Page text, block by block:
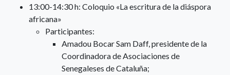
13:00-14:30 h: Coloquio «La escritura de la diáspora
africana»
Participantes:
Amadou Bocar Sam Daff, presidente de la
Coordinadora de Asociaciones de
Senegaleses de Cataluña;